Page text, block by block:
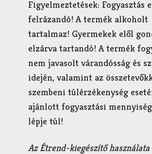
Figyelmeztetések: Fogyasztás
felrázandó! A termék alkoholt
tartalmaz! Gyermekek elől
elzárva tartandó! A termék
nem javasolt várandósság és
idején, valamint az
szembeni túlérzékenység
ajánlott fogyasztási
lépje túl!
Az Étrend-kiegészítő